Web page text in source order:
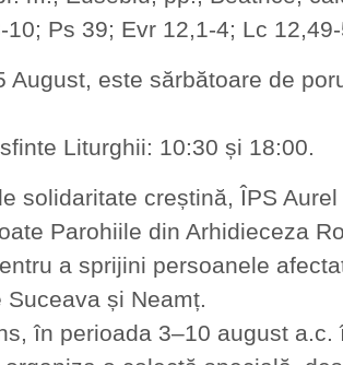
10; Ps 39; Evr 12,1-4; Lc
August, este sărbătoare de
Liturghii: 10:30 și 18:00.
solidaritate creștină, ÎPS
Parohiile din Arhidieceza
a sprijini persoanele
Suceava și Neamț.
în perioada 3–10 august